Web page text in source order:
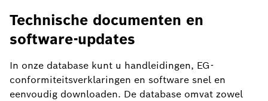
Technische documenten en
software-updates
In onze database kunt u handleidingen, EG-
conformiteitsverklaringen en software snel en
eenvoudig downloaden. De database omvat zowel